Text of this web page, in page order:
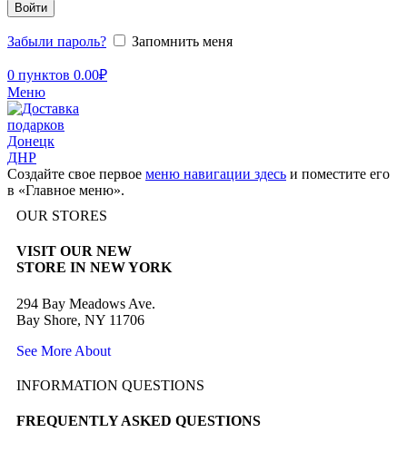
Войти
Забыли пароль? Запомнить меня
0 пунктов 0.00₽
Меню
Создайте свое первое меню навигации здесь и поместите его
в «Главное меню».
OUR STORES
VISIT OUR NEW
STORE IN NEW YORK
294 Bay Meadows Ave.
Bay Shore, NY 11706
See More About
INFORMATION QUESTIONS
FREQUENTLY ASKED QUESTIONS